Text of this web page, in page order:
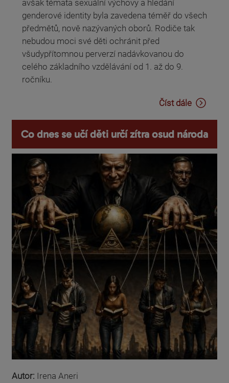
avšak témata sexuální výchovy a hledání
genderové identity byla zavedena téměř do všech
předmětů, nově nazývaných oborů. Rodiče tak
nebudou moci své děti ochránit před
všudypřítomnou perverzí nadávkovanou do
celého základního vzdělávání od 1. až do 9.
ročníku.
Číst dále
Co dnes se učí děti určí zítra osud národa
Autor: Irena Aneri